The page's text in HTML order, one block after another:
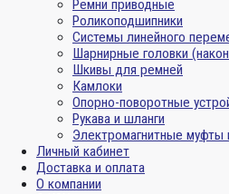
Ремни приводные
Роликоподшипники
Системы линейного
Шарнирные головки
Шкивы для ремней
Камлоки
Опорно-поворотные
Рукава и шланги
Электромагнитные муфты
Личный кабинет
Доставка и оплата
О компании